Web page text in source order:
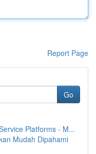
Report Page
Go
Platforms - M...
Mudah Dipahami